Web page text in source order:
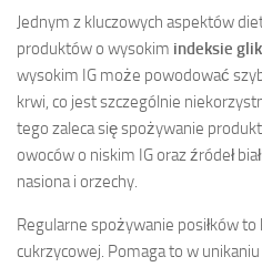
Jednym z kluczowych aspektów
produktów o wysokim indeksie
wysokim IG może powodować
krwi, co jest szczególnie
tego zaleca się spożywanie
owoców o niskim IG oraz źródeł
nasiona i orzechy.
Regularne spożywanie posiłków
cukrzycowej. Pomaga to w